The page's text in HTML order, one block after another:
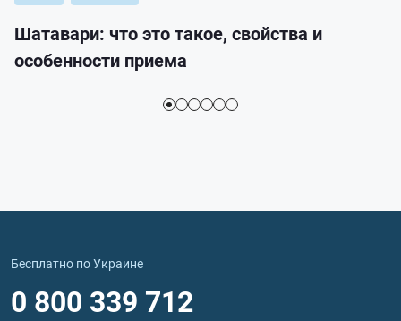
Шатавари: что это такое, свойства и
особенности приема
Бесплатно по Украине
0 800 339 712